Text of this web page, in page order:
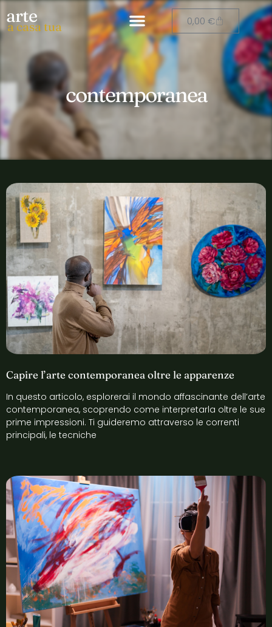
arte
a casa tua 0,00€
contemporanea
Capire l’arte contemporanea oltre le apparenze
In questo articolo, esplorerai il mondo affascinante dell’arte
contemporanea, scoprendo come interpretarla oltre le sue
prime impressioni. Ti guideremo attraverso le correnti
principali, le tecniche